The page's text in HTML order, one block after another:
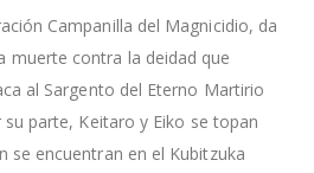
Campanilla del Magnicidio, da
muerte contra la deidad que
al Sargento del Eterno Martirio
parte, Keitaro y Eiko se topan
se encuentran en el Kubitzuka